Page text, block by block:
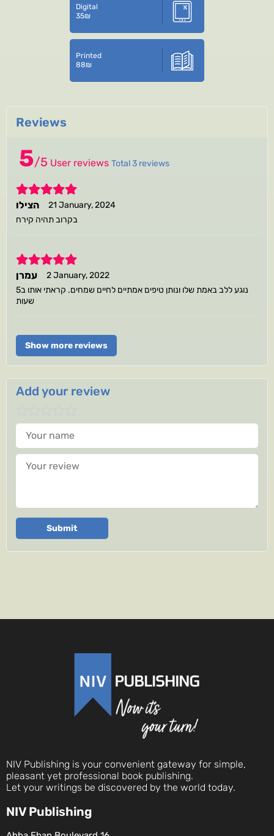
Digital
35₪
Printed
88₪
Reviews
5/5 User reviews Total 3 reviews
5
הצילו
21 January, 2024
בקרוב תהיה קירח
5
עמרן
2 January, 2022
נוגע ללב באמת שלו ונותן טיפים אמתיים לחיים שמחים. קראתי אותו ב5
שעות
Show more reviews
Add your review
Your name
Your review
Submit
NIV Publishing is your convenient gateway for simple,
pleasant yet professional book publishing.
Let your writings be discovered by the world today.
NIV Publishing